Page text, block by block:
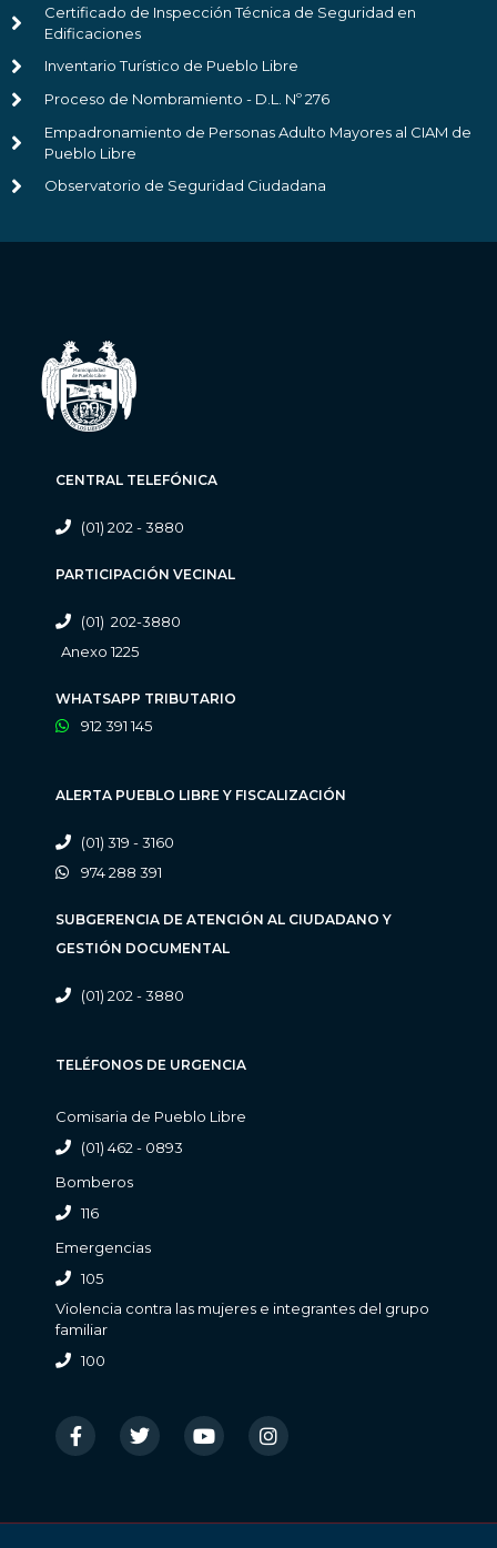
Certificado de Inspección Técnica de Seguridad en
Edificaciones
Inventario Turístico de Pueblo Libre
Proceso de Nombramiento - D.L. Nº 276
Empadronamiento de Personas Adulto Mayores al CIAM de
Pueblo Libre
Observatorio de Seguridad Ciudadana
CENTRAL TELEFÓNICA
(01) 202 - 3880
PARTICIPACIÓN VECINAL
(01) 202-3880
Anexo 1225
WHATSAPP TRIBUTARIO
912 391 145
ALERTA PUEBLO LIBRE Y FISCALIZACIÓN
(01) 319 - 3160
974 288 391
SUBGERENCIA DE ATENCIÓN AL CIUDADANO Y
GESTIÓN DOCUMENTAL
(01) 202 - 3880
TELÉFONOS DE URGENCIA
Comisaria de Pueblo Libre
(01) 462 - 0893
Bomberos
116
Emergencias
105
Violencia contra las mujeres e integrantes del grupo
familiar
100